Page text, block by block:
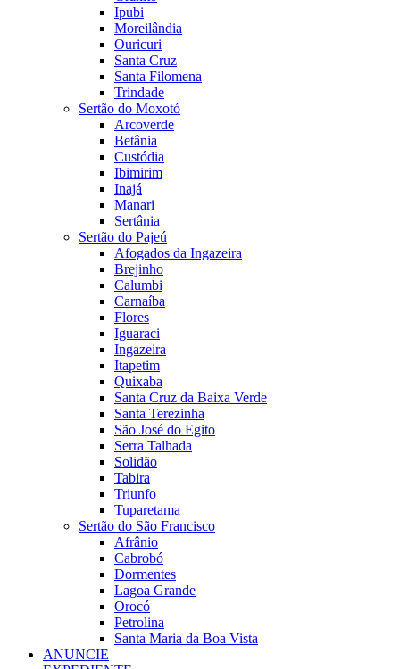
Ipubi
Moreilândia
Ouricuri
Santa Cruz
Santa Filomena
Trindade
Sertão do Moxotó
Arcoverde
Betânia
Custódia
Ibimirim
Inajá
Manari
Sertânia
Sertão do Pajeú
Afogados da Ingazeira
Brejinho
Calumbi
Carnaíba
Flores
Iguaraci
Ingazeira
Itapetim
Quixaba
Santa Cruz da Baixa Verde
Santa Terezinha
São José do Egito
Serra Talhada
Solidão
Tabira
Triunfo
Tuparetama
Sertão do São Francisco
Afrânio
Cabrobó
Dormentes
Lagoa Grande
Orocó
Petrolina
Santa Maria da Boa Vista
ANUNCIE